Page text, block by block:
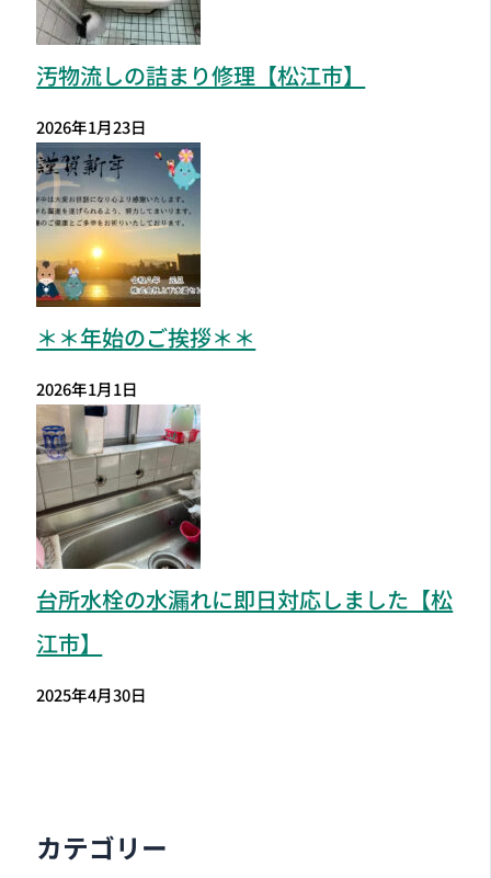
汚物流しの詰まり修理【松江市】
2026年1月23日
＊＊年始のご挨拶＊＊
2026年1月1日
台所水栓の水漏れに即日対応しました【松
江市】
2025年4月30日
カテゴリー